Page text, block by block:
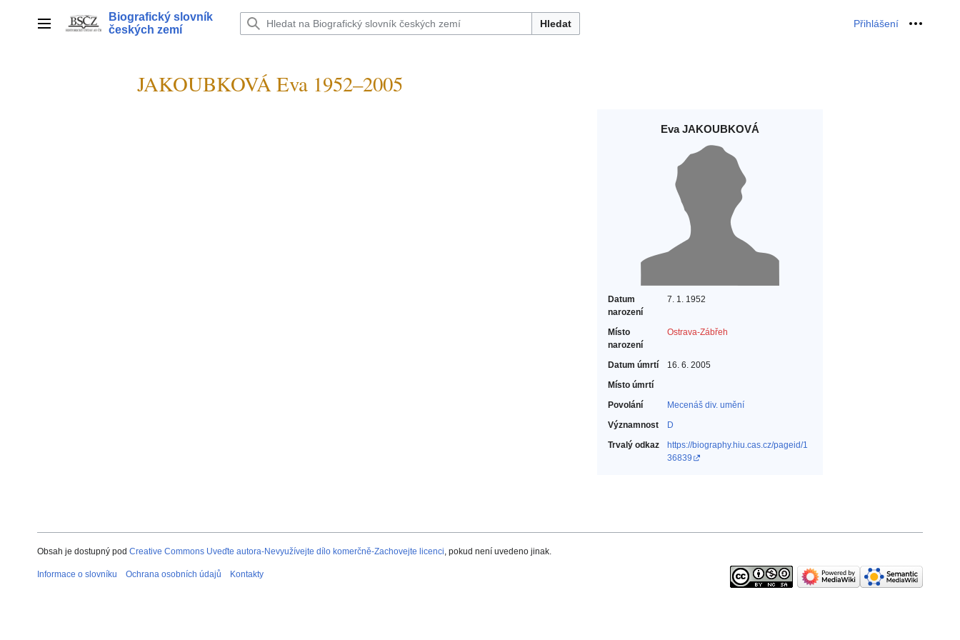
Hlavní menu
Biografický slovník
českých zemí
Hledat Přihlášení Osobní
JAKOUBKOVÁ Eva 1952–2005
Eva JAKOUBKOVÁ
Datum
narození
7. 1. 1952
Místo
narození
Ostrava-Zábřeh
Datum úmrtí
16. 6. 2005
Místo úmrtí
Povolání
Mecenáš div. umění‎
Významnost
D
Trvalý odkaz
https://biography.hiu.cas.cz/pageid/1
36839
Obsah je dostupný pod Creative Commons Uveďte autora-Nevyužívejte dílo komerčně-Zachovejte licenci, pokud není uvedeno jinak.
Informace o slovníku Ochrana osobních údajů Kontakty